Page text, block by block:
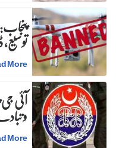
More
و
More